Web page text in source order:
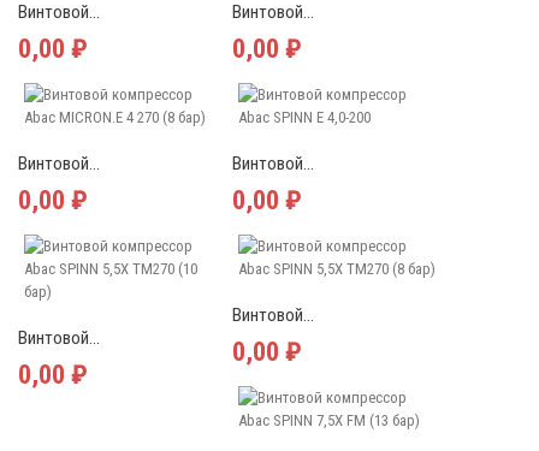
Винтовой...
0,00 ₽
Винтовой...
0,00 ₽
Винтовой...
0,00 ₽
Винтовой...
0,00 ₽
Винтовой...
0,00 ₽
Винтовой...
0,00 ₽